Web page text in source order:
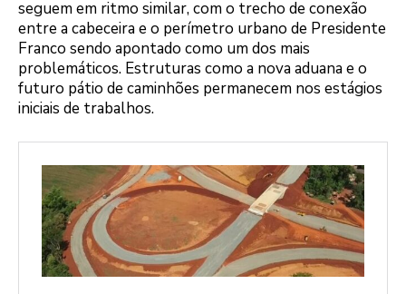
seguem em ritmo similar, com o trecho de conexão
entre a cabeceira e o perímetro urbano de Presidente
Franco sendo apontado como um dos mais
problemáticos. Estruturas como a nova aduana e o
futuro pátio de caminhões permanecem nos estágios
iniciais de trabalhos.